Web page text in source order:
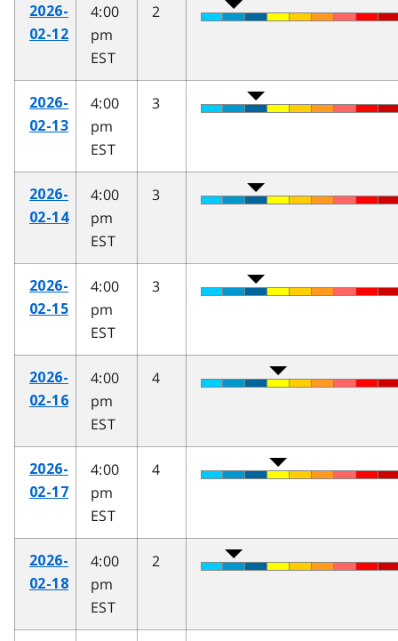
2026-
02-12
4:00
pm
EST
2
2026-
02-13
4:00
pm
EST
3
2026-
02-14
4:00
pm
EST
3
2026-
02-15
4:00
pm
EST
3
2026-
02-16
4:00
pm
EST
4
2026-
02-17
4:00
pm
EST
4
2026-
02-18
4:00
pm
EST
2